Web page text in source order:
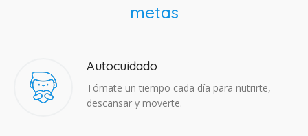
metas
Autocuidado
Tómate un tiempo cada día para nutrirte,
descansar y moverte.